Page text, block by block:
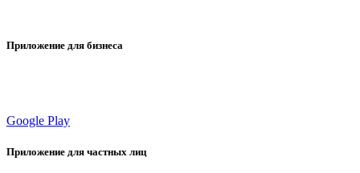
Приложение для бизнеса
Google Play
Приложение для частных лиц